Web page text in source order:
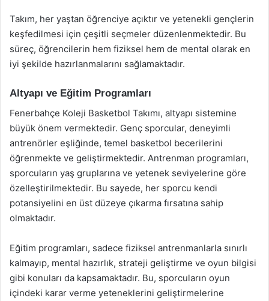
Takım, her yaştan öğrenciye açıktır ve yetenekli gençlerin
keşfedilmesi için çeşitli seçmeler düzenlenmektedir. Bu
süreç, öğrencilerin hem fiziksel hem de mental olarak en
iyi şekilde hazırlanmalarını sağlamaktadır.
Altyapı ve Eğitim Programları
Fenerbahçe Koleji Basketbol Takımı, altyapı sistemine
büyük önem vermektedir. Genç sporcular, deneyimli
antrenörler eşliğinde, temel basketbol becerilerini
öğrenmekte ve geliştirmektedir. Antrenman programları,
sporcuların yaş gruplarına ve yetenek seviyelerine göre
özelleştirilmektedir. Bu sayede, her sporcu kendi
potansiyelini en üst düzeye çıkarma fırsatına sahip
olmaktadır.
Eğitim programları, sadece fiziksel antrenmanlarla sınırlı
kalmayıp, mental hazırlık, strateji geliştirme ve oyun bilgisi
gibi konuları da kapsamaktadır. Bu, sporcuların oyun
içindeki karar verme yeteneklerini geliştirmelerine